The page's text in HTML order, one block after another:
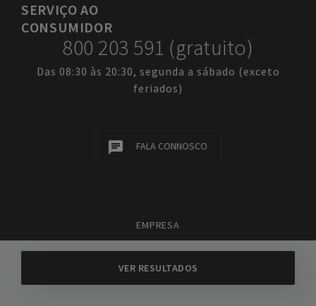
SERVIÇOAO
CONSUMIDOR
800 203 591 (gratuito)
Das 08:30 às 20:30, segunda a sábado (exceto
feriados)
FALA CONNOSCO
EMPRESA
TERMOS E CONDIÇÕES